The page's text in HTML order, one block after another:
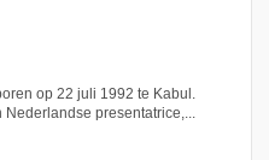
op 22 juli 1992 te Kabul.
Nederlandse presentatrice,...